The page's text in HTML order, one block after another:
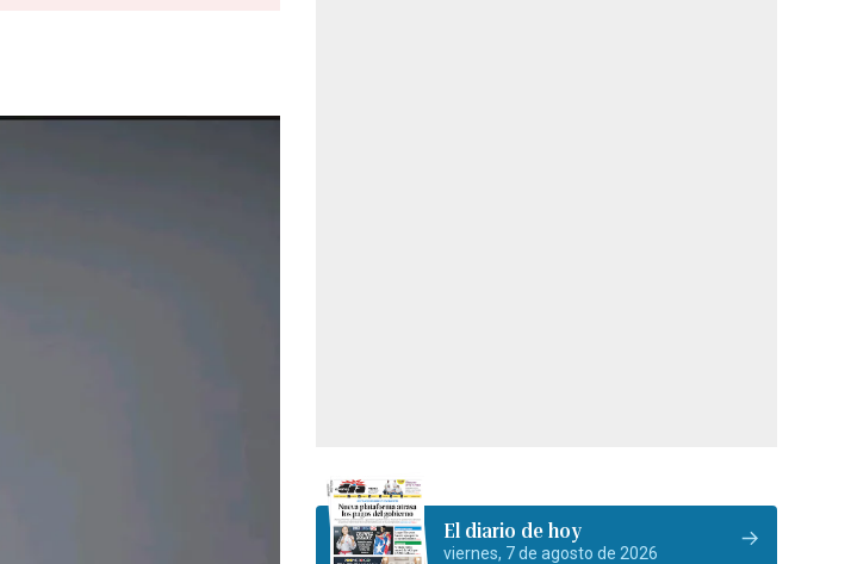
El diario de hoy
viernes, 7 de agosto de 2026